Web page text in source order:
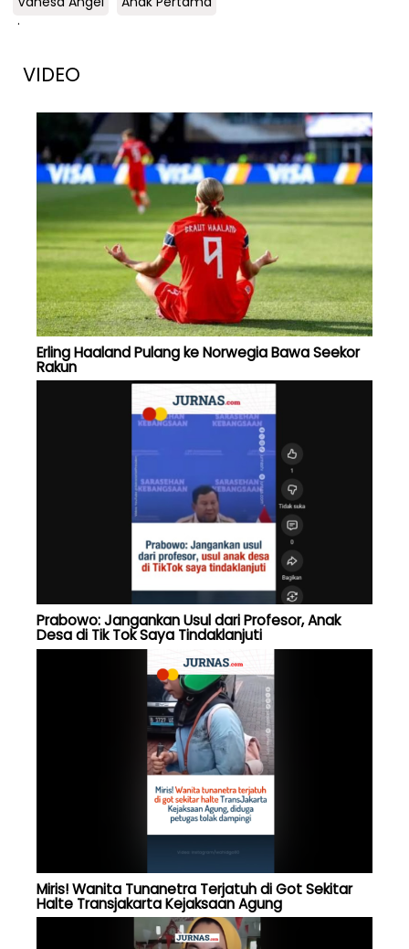
.
VIDEO
Erling Haaland Pulang ke Norwegia Bawa Seekor
Rakun
Prabowo: Jangankan Usul dari Profesor, Anak
Desa di Tik Tok Saya Tindaklanjuti
Miris! Wanita Tunanetra Terjatuh di Got Sekitar
Halte Transjakarta Kejaksaan Agung